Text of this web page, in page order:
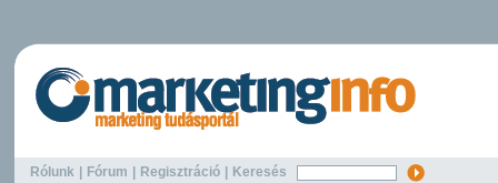
Rólunk Fórum Regisztráció Keresés